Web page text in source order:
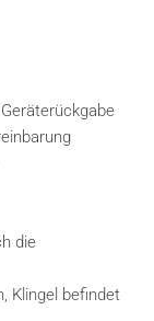
die
Klingel befindet